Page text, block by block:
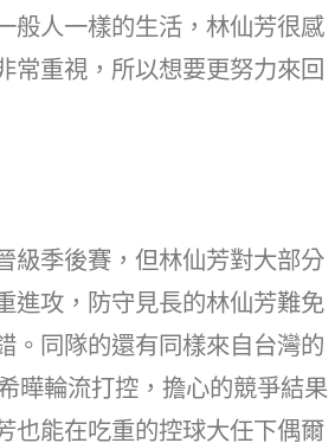
般人一樣的生活，林仙芳很感
常重視，所以想要更努力來回
級季後賽，但林仙芳對大部分
進攻，防守見長的林仙芳難免
。同隊的還有同樣來自台灣的
曄輪流打控，擔心的競爭結果
也能在吃重的控球大任下偶爾